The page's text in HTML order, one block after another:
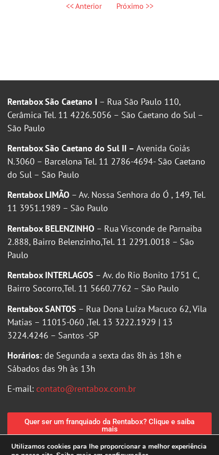
<< Anterior Próximo >>
Rentabox São Caetano I – Rua São Paulo 110,
Cerâmica Tel. 11 4226.5056 – São Caetano do Sul –
São Paulo
Rentabox São Caetano do Sul II – Avenida Goiás
N.3060 – Barcelona Tel. 11 2786-4694- São Caetano
do Sul – São Paulo
Rentabox LIMÃO – Av. Nossa Senhora do Ó , 149, Tel.
11 3951.1989 – São Paulo
Rentabox BELENZINHO – Rua Visconde de Parnaiba
2.888, Bairro Belenzinho,Tel. 11 2291.0018 – São
Paulo
Rentabox INTERLAGOS – Av. do Rio Bonito 1751 C,
Bairro Socorro,Tel. 11 5660.7762 – São Paulo
Rentabox SANTOS – Rua Dona Luíza Macuco 62, Vila
Matias – 11015-060 ,Tel. 13 3222.1929 | 13
3224.4246 – Santos -SP
Horários: de Segunda a sexta das 8h às 18h e
Sábados das 9h às 13h
E-mail: contato@rentabox.com.br
Quer ser um franquiado da Rentabox? Clique e saiba
mais
Utilizamos cookies para lhe proporcionar a melhor experiência